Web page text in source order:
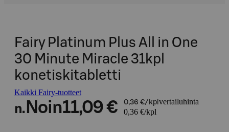
Fairy Platinum Plus All in One
30 Minute Miracle 31kpl
konetiskitabletti
Kaikki Fairy-tuotteet
n. Noin11,09 € 0,36 €/kpl vertailuhinta
0,36 €/kpl